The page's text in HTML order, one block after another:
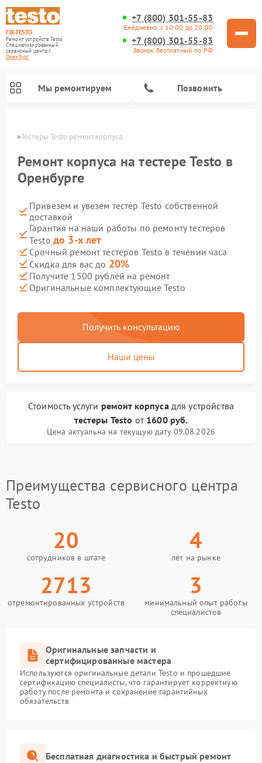
FIX-TESTO
Ремонт устройств Testo
Специализированный
cервисный центр г.
Оренбург
+7 (800) 301-55-83
Ежедневно, с 10:00 до 20:00
+7 (800) 301-55-83
Звонок бесплатный по РФ
Мы ремонтируем Позвонить
Тестеры Testo ремонт корпуса
Ремонт корпуса на тестере Testo в
Оренбурге
Привезем и увезем тестер Testo собственной
доставкой
Гарантия на наши работы по ремонту тестеров
Testo до 3-х лет
Срочный ремонт тестеров Testo в течении часа
Скидка для вас до 20%
Получите 1500 рублей на ремонт
Оригинальные комплектующие Testo
Получить консультацию
Наши цены
Стоимость услуги ремонт корпусадля устройства
тестеры Testo от 1600 руб.
Цена актуальна на текущую дату 09.08.2026
Преимущества сервисного центра
Testo
20
сотрудников в штате
4
лет на рынке
2713
отремонтированных устройств
3
минимальный опыт работы
специалистов
Оригинальные запчасти и
сертифицированные мастера
Используются оригинальные детали Testo и прошедшие
сертификацию специалисты, что гарантирует корректную
работу после ремонта и сохранение гарантийных
обязательств
Бесплатная диагностика и быстрый ремонт